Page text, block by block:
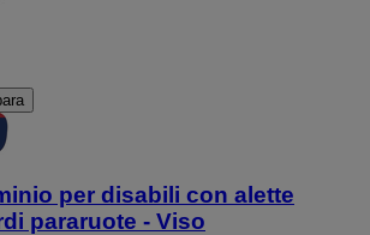
per disabili con alette
pararuote - Viso